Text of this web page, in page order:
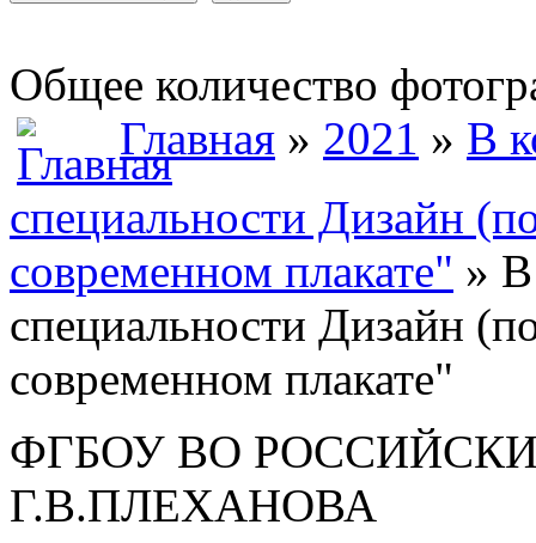
Общее количество
Главная » 2021 » В
специальности Дизайн
современном плакате" » В
специальности Дизайн
современном плакате"
ФГБОУ ВО
Г.В.ПЛЕХАНОВА